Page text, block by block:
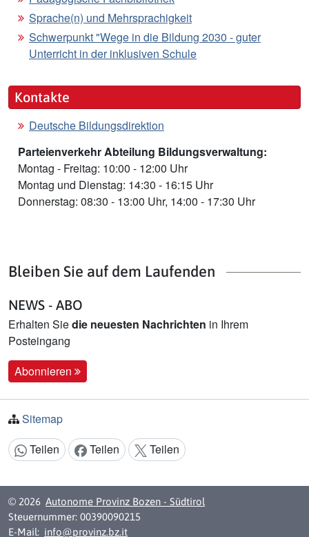
Sprache(n) und Mehrsprachigkeit
Schwerpunkt "Wege in die Bildung 2030 - guter
Unterricht in der inklusiven Schule
Kontakte
Deutsche Bildungsdirektion
Parteienverkehr Abteilung Bildungsverwaltung:
Montag - Freitag: 10:00 - 12:00 Uhr
Montag und Dienstag: 14:30 - 16:15 Uhr
Donnerstag: 08:30 - 13:00 Uhr, 14:00 - 17:30 Uhr
Bleiben Sie auf dem Laufenden
NEWS - ABO
Erhalten Siedie neuesten Nachrichten in Ihrem
Posteingang
Abonnieren
Sitemap
Inhalt teilen:
Teilen Teilen Teilen
© 2026 Autonome Provinz Bozen - Südtirol
Steuernummer: 00390090215
E-Mail: info@provinz.bz.it